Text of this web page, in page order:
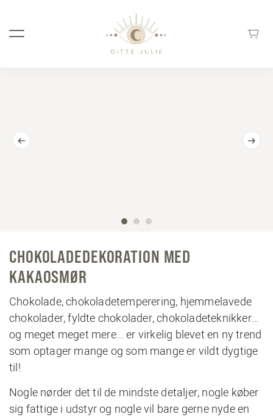
CHOKOLADEDEKORATION MED
KAKAOSMØR
Chokolade, chokoladetemperering, hjemmelavede
chokolader, fyldte chokolader, chokoladeteknikker…
og meget meget mere… er virkelig blevet en ny trend
som optager mange og som mange er vildt dygtige
til!
Nogle nørder det til de mindste detaljer, nogle køber
sig fattige i udstyr og nogle vil bare gerne nyde en